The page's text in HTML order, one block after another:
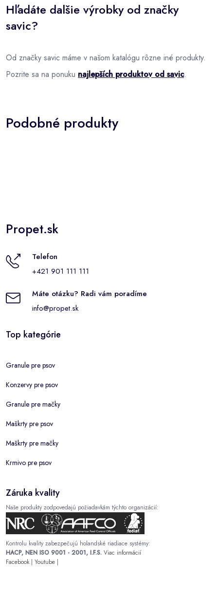
Hľadáte dalšie výrobky od značky
savic?
Od značky savic máme v našom katalógu rôzne iné produkty.
Pozrite sa na ponuku najlepších produktov od savic.
Podobné produkty
Propet.sk
Telefon
+421 901 111 111
Máte otázku? Radi vám poradíme
info@propet.sk
Top kategórie
Granule pre psov
Konzervy pre psov
Granule pre mačky
Maškrty pre psov
Maškrty pre mačky
Krmivo pre psov
Záruka kvality
Naše produkty zodpovedajú požiadavkám týchto organizácií:
Kontrolu kvality zabezpečujú holandské riadiace systémy:
HACP, NEN ISO 9001 - 2001, I.F.S. Viac informácií
Facebook| Youtube |